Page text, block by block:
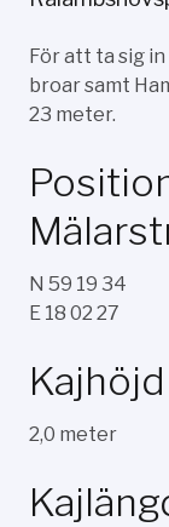
För att ta sig
broar samt
23 meter.
N 59 19 34
E 18 02 27
2,0 meter